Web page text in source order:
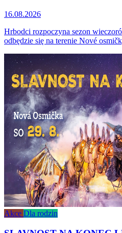
16.08.2026
Hrbodci rozpoczyna sezon
odbędzie się na terenie Nové
Akce Dla rodzin